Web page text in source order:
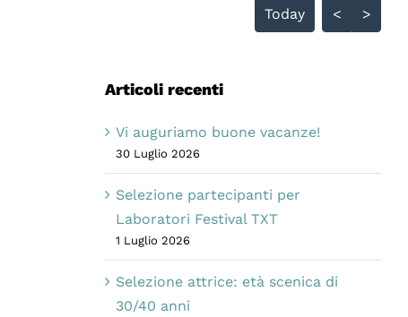
Today < >
Articoli recenti
Vi auguriamo buone vacanze!
30 Luglio 2026
Selezione partecipanti per
Laboratori Festival TXT
1 Luglio 2026
Selezione attrice: età scenica di
30/40 anni